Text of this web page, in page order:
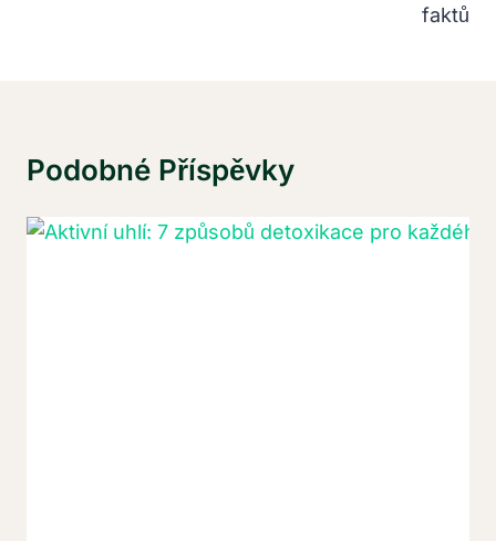
faktů
Podobné Příspěvky